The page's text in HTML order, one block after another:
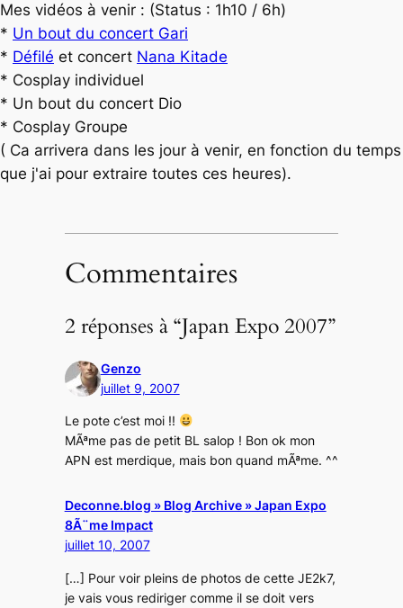
Mes vidéos à venir : (Status : 1h10 / 6h)
* Un bout du concert Gari
* Défilé et concert Nana Kitade
* Cosplay individuel
* Un bout du concert Dio
* Cosplay Groupe
( Ca arrivera dans les jour à venir, en fonction du temps
que j'ai pour extraire toutes ces heures).
Commentaires
2 réponses à “Japan Expo 2007”
Genzo
juillet 9, 2007
Le pote c’est moi !!
MÃªme pas de petit BL salop ! Bon ok mon
APN est merdique, mais bon quand mÃªme. ^^
Deconne.blog » Blog Archive » Japan Expo
8Ã¨me Impact
juillet 10, 2007
[…] Pour voir pleins de photos de cette JE2k7,
je vais vous rediriger comme il se doit vers